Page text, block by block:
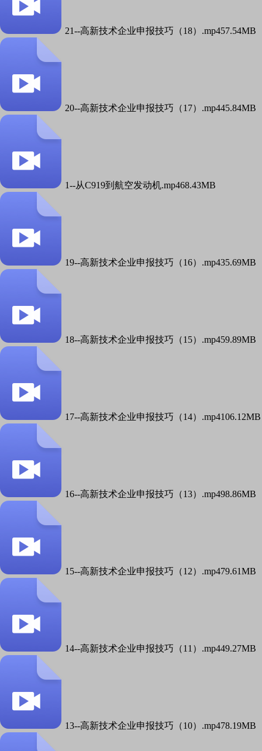
21--高新技术企业申报技巧（18）.mp457.54MB
20--高新技术企业申报技巧（17）.mp445.84MB
1--从C919到航空发动机.mp468.43MB
19--高新技术企业申报技巧（16）.mp435.69MB
18--高新技术企业申报技巧（15）.mp459.89MB
17--高新技术企业申报技巧（14）.mp4106.12MB
16--高新技术企业申报技巧（13）.mp498.86MB
15--高新技术企业申报技巧（12）.mp479.61MB
14--高新技术企业申报技巧（11）.mp449.27MB
13--高新技术企业申报技巧（10）.mp478.19MB